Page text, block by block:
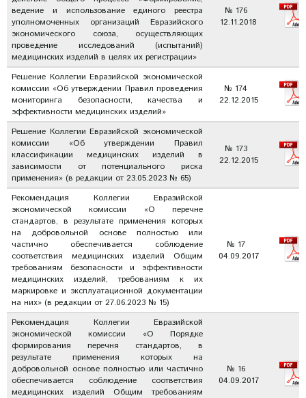
ведение и использование единого реестра
уполномоченных организаций Евразийского
экономического союза, осуществляющих
проведение исследований (испытаний)
медицинских изделий в целях их регистрации»
№ 176
12.11.2018
Решение Коллегии Евразийской экономической
комиссии «Об утверждении Правил проведения
мониторинга безопасности, качества и
эффективности медицинских изделий»
№ 174
22.12.2015
Решение Коллегии Евразийской экономической
комиссии «Об утверждении Правил
классификации медицинских изделий в
зависимости от потенциального риска
применения» (в редакции от 23.05.2023 № 65)
№ 173
22.12.2015
Рекомендация Коллегии Евразийской
экономической комиссии «О перечне
стандартов, в результате применения которых
на добровольной основе полностью или
частично обеспечивается соблюдение
соответствия медицинских изделий Общим
требованиям безопасности и эффективности
медицинских изделий, требованиям к их
маркировке и эксплуатационной документации
на них» (в редакции от 27.06.2023 № 15)
№ 17
04.09.2017
Рекомендация Коллегии Евразийской
экономической комиссии «О Порядке
формирования перечня стандартов, в
результате применения которых на
добровольной основе полностью или частично
обеспечивается соблюдение соответствия
медицинских изделий Общим требованиям
№ 16
04.09.2017